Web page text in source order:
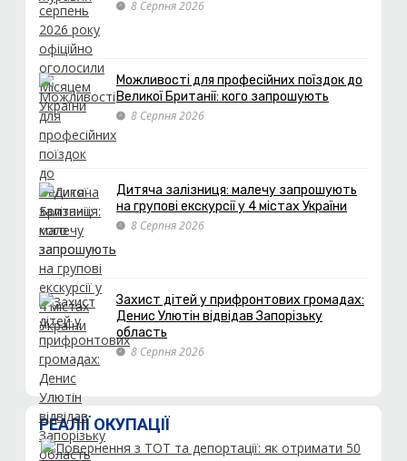
8 Серпня 2026
Можливості для професійних поїздок до
Великої Британії: кого запрошують
8 Серпня 2026
Дитяча залізниця: малечу запрошують
на групові екскурсії у 4 містах України
8 Серпня 2026
Захист дітей у прифронтових громадах:
Денис Улютін відвідав Запорізьку
область
8 Серпня 2026
РЕАЛІЇ ОКУПАЦІЇ